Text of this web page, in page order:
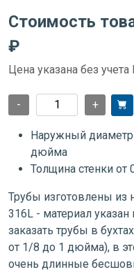
Стоимость
₽
Цена указана без
- +
Наружный
дюйма
Толщина стенки от
Трубы изготовлены из
316L - материал
заказать трубы в
от 1/8 до 1 дюйма), в
очень длинные